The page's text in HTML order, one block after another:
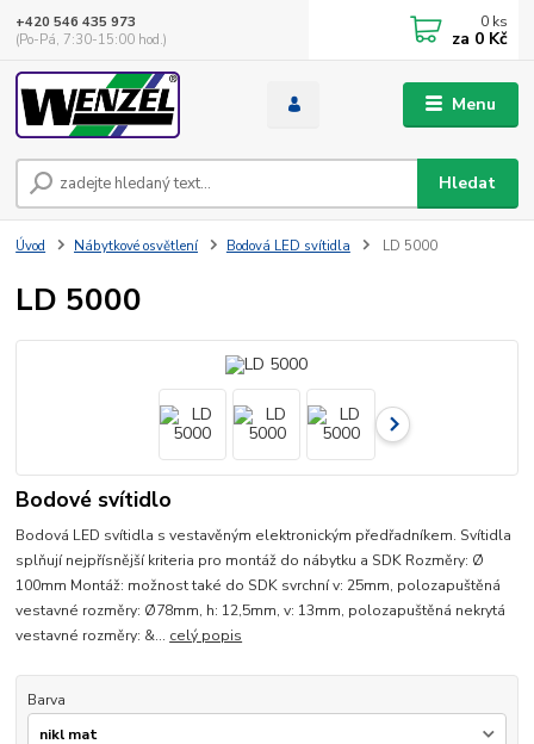
Menu
Hledat
+420 546 435 973
(Po-Pá, 7:30-15:00 hod.)
0 ks
za 0 Kč
Úvod Nábytkové osvětlení Bodová LED svítidla LD 5000
LD 5000
Bodové svítidlo
Bodová LED svítidla s vestavěným elektronickým předřadníkem. Svítidla
splňují nejpřísnější kriteria pro montáž do nábytku a SDK Rozměry: Ø
100mm Montáž: možnost také do SDK svrchní v: 25mm, polozapuštěná
vestavné rozměry: Ø78mm, h: 12,5mm, v: 13mm, polozapuštěná nekrytá
vestavné rozměry: &... celý popis
Barva